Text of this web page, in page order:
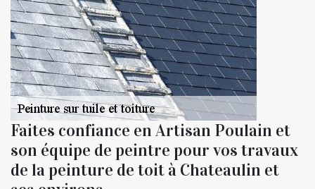
Faites confiance en Artisan Poulain et
son équipe de peintre pour vos travaux
de la peinture de toit à Chateaulin et